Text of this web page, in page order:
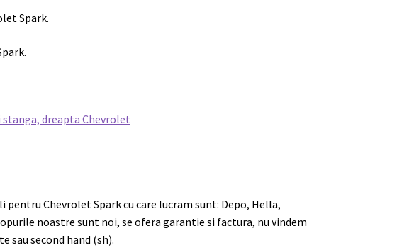
Spark.
Chevrolet Spark cu care lucram sunt: Depo, Hella,
noastre sunt noi, se ofera garantie si factura, nu vindem
sau second hand (sh).